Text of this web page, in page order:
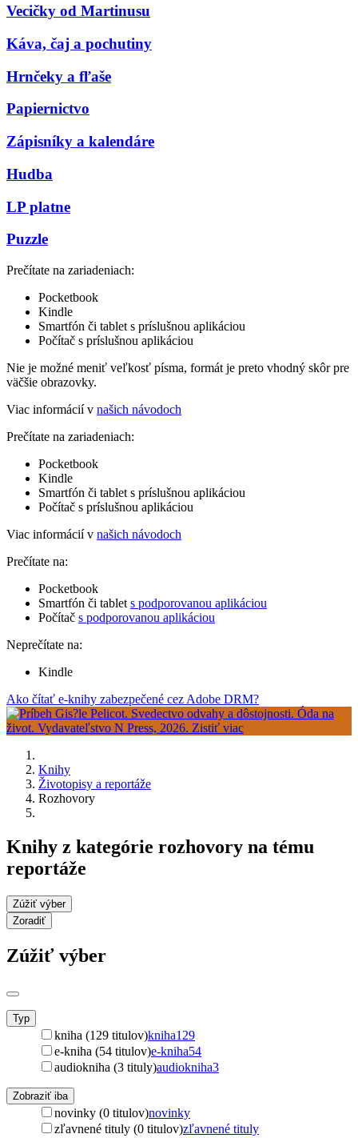
Vecičky od Martinusu
Káva, čaj a pochutiny
Hrnčeky a fľaše
Papiernictvo
Zápisníky a kalendáre
Hudba
LP platne
Puzzle
Prečítate na zariadeniach:
Pocketbook
Kindle
Smartfón či tablet s príslušnou aplikáciou
Počítač s príslušnou aplikáciou
Nie je možné meniť veľkosť písma, formát je preto vhodný skôr pre
väčšie obrazovky.
Viac informácií v našich návodoch
Prečítate na zariadeniach:
Pocketbook
Kindle
Smartfón či tablet s príslušnou aplikáciou
Počítač s príslušnou aplikáciou
Viac informácií v našich návodoch
Prečítate na:
Pocketbook
Smartfón či tablet s podporovanou aplikáciou
Počítač s podporovanou aplikáciou
Neprečítate na:
Kindle
Ako čítať e-knihy zabezpečené cez Adobe DRM?
Knihy
Životopisy a reportáže
Rozhovory
Knihy z kategórie rozhovory na tému
reportáže
Zúžiť výber
Zoradiť
Zúžiť výber
Typ
kniha (129 titulov)kniha129
e-kniha (54 titulov)e-kniha54
audiokniha (3 tituly)audiokniha3
Zobraziť iba
novinky (0 titulov)novinky
zľavnené tituly (0 titulov)zľavnené tituly